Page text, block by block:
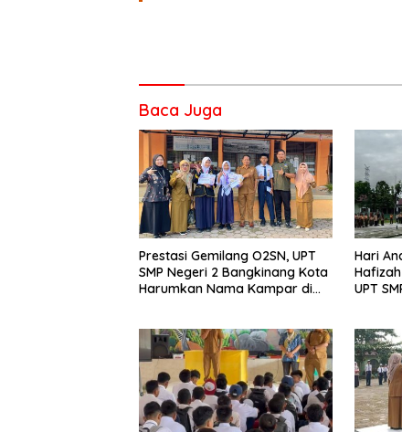
Baca Juga
Prestasi Gemilang O2SN, UPT
SMP Negeri 2 Bangkinang Kota
Harumkan Nama Kampar di
Hari
UPT